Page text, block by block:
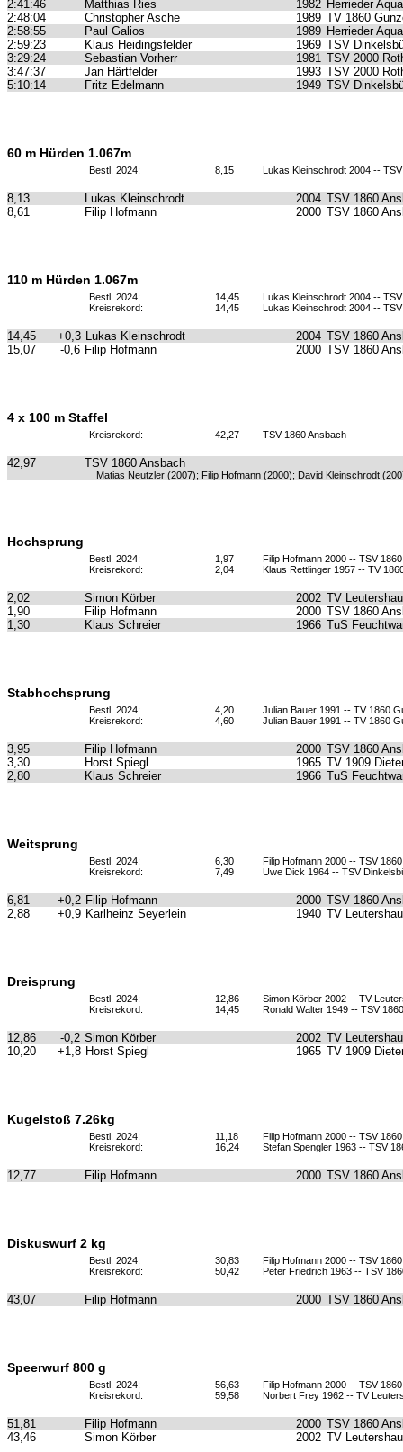
2:41:46 Matthias Ries 1982 Herrieder
2:48:04
Christopher Asche 1989 TV 1860
2:58:55
Paul Galios 1989 Herrieder
2:59:23
Klaus Heidingsfelder 1969 TSV
3:29:24
Sebastian Vorherr 1981 TSV 2000
3:47:37
Jan Härtfelder 1993 TSV 2000
5:10:14
Fritz Edelmann 1949 TSV
60 m Hürden 1.067m
Bestl. 2024: 8,15 Lukas Kleinschrodt 2004 --
8,13 Lukas Kleinschrodt 2004 TSV 1860
8,61
Filip Hofmann 2000 TSV 1860
110 m Hürden 1.067m
Bestl. 2024: 14,45
Lukas Kleinschrodt 2004 --
Kreisrekord:
14,45 Lukas Kleinschrodt 2004 --
14,45 +0,3 Lukas Kleinschrodt 2004 TSV 1860
15,07
-0,6 Filip Hofmann 2000 TSV 1860
4 x 100 m Staffel
Kreisrekord: 42,27 TSV 1860 Ansbach
42,97 TSV 1860 Ansbach
Matias Neutzler (2007); Filip Hofmann (2000); David Kleinschrodt
Hochsprung
Bestl. 2024: 1,97
Filip Hofmann 2000 -- TSV
Kreisrekord:
2,04 Klaus Rettlinger 1957 -- TV
2,02 Simon Körber 2002 TV
1,90
Filip Hofmann 2000 TSV 1860
1,30
Klaus Schreier 1966 TuS
Stabhochsprung
Bestl. 2024: 4,20
Julian Bauer 1991 -- TV 1860
Kreisrekord:
4,60 Julian Bauer 1991 -- TV 1860
3,95 Filip Hofmann 2000 TSV 1860
3,30
Horst Spiegl 1965 TV 1909
2,80
Klaus Schreier 1966 TuS
Weitsprung
Bestl. 2024: 6,30
Filip Hofmann 2000 -- TSV
Kreisrekord:
7,49 Uwe Dick 1964 -- TSV
6,81 +0,2 Filip Hofmann 2000 TSV 1860
2,88
+0,9 Karlheinz Seyerlein 1940 TV
Dreisprung
Bestl. 2024: 12,86
Simon Körber 2002 -- TV
Kreisrekord:
14,45 Ronald Walter 1949 -- TSV
12,86 -0,2 Simon Körber 2002 TV
10,20
+1,8 Horst Spiegl 1965 TV 1909
Kugelstoß 7.26kg
Bestl. 2024: 11,18
Filip Hofmann 2000 -- TSV
Kreisrekord:
16,24 Stefan Spengler 1963 -- TSV
12,77 Filip Hofmann 2000 TSV 1860
Diskuswurf 2 kg
Bestl. 2024: 30,83
Filip Hofmann 2000 -- TSV
Kreisrekord:
50,42 Peter Friedrich 1963 -- TSV
43,07 Filip Hofmann 2000 TSV 1860
Speerwurf 800 g
Bestl. 2024: 56,63
Filip Hofmann 2000 -- TSV
Kreisrekord:
59,58 Norbert Frey 1962 -- TV
51,81 Filip Hofmann 2000 TSV 1860
43,46
Simon Körber 2002 TV